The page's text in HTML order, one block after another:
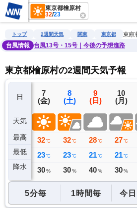
東京都檜原村
32/23
雨雲レーダー 台風情報 地震情報 警
トップ 2週間天気 関東 東京都
東京
台風情報
台風13号・15号｜今後の予想進路
東京都檜原村の2週間天気予報
日
天気
最高
最低
降水
6
(木)
32 ℃
22 ℃
0 ミリ
7
(金)
32 ℃
23 ℃
30 %
8
(土)
32 ℃
23 ℃
30 %
9
(日)
28 ℃
21 ℃
40 %
10
(月)
27 ℃
21 ℃
30 %
5分毎 1時間毎 今日